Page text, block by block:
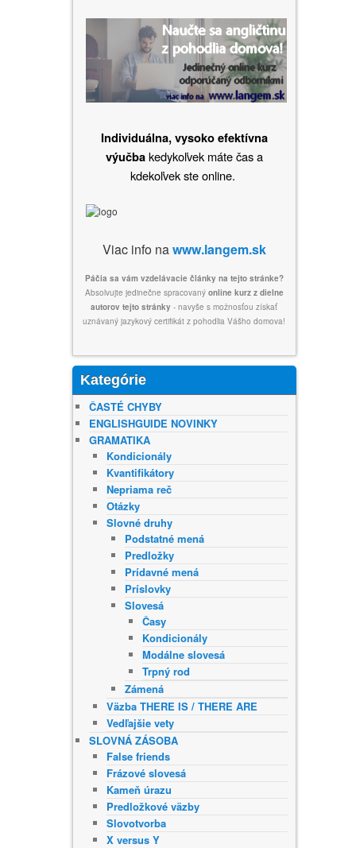
Individuálna, vysoko efektívna
výučbakedykoľvek máte čas a
kdekoľvek ste online.
Viac info nawww.langem.sk
Páčia sa vám vzdelávacie články na tejto stránke?
Absolvujte jedinečne spracovaný online kurz z dielne
autorov tejto stránky - navyše s možnosťou získať
uznávaný jazykový certifikát z pohodlia Vášho domova!
Kategórie
ČASTÉ CHYBY
ENGLISHGUIDE NOVINKY
GRAMATIKA
Kondicionály
Kvantifikátory
Nepriama reč
Otázky
Slovné druhy
Podstatné mená
Predložky
Prídavné mená
Príslovky
Slovesá
Časy
Kondicionály
Modálne slovesá
Trpný rod
Zámená
Väzba THERE IS / THERE ARE
Vedľajšie vety
SLOVNÁ ZÁSOBA
False friends
Frázové slovesá
Kameň úrazu
Predložkové väzby
Slovotvorba
X versus Y